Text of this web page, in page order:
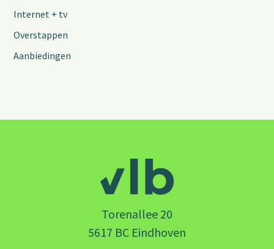
Internet + tv
Overstappen
Aanbiedingen
Torenallee 20
5617 BC Eindhoven